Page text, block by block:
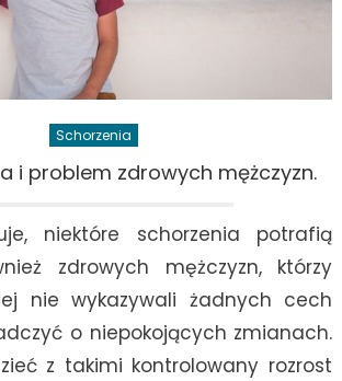
Schorzenia
i problem zdrowych mężczyzn.
niektóre schorzenia potrafią
zdrowych mężczyzn, którzy
nie wykazywali żadnych cech
o niepokojących zmianach.
z takimi kontrolowany rozrost